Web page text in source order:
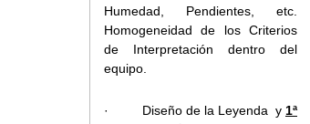
Humedad, Pendientes, etc.
Homogeneidad de los Criterios
de Interpretación dentro del
equipo.
· Diseño de la Leyenda y 1ª